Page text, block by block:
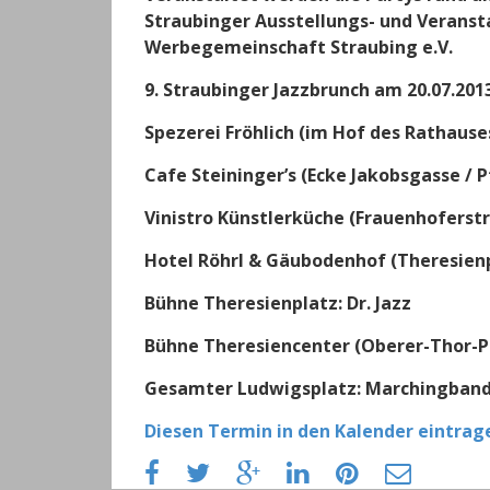
Straubinger Ausstellungs- und
Werbegemeinschaft Straubing e.V.
9. Straubinger Jazzbrunch am
Spezerei Fröhlich (im Hof des
Cafe Steininger’s (Ecke Jakobsgasse
Vinistro Künstlerküche
Hotel Röhrl & Gäubodenhof
Bühne Theresienplatz: Dr. Jazz
Bühne Theresiencenter (Oberer-Thor-
Gesamter Ludwigsplatz:
Diesen Termin in den Kalender